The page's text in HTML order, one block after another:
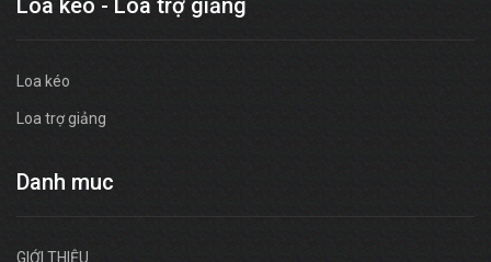
Loa kéo - Loa trợ giảng
Loa kéo
Loa trợ giảng
Danh muc
GIỚI THIỆU